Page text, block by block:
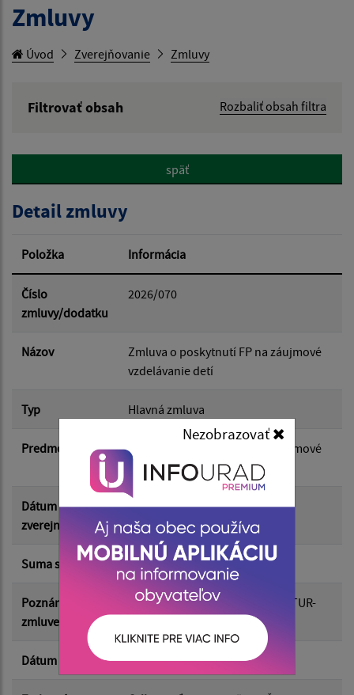
Nezobrazovať
Zmluvy
Úvod Zverejňovanie Zmluvy
Filtrovať obsah
Rozbaliť obsah filtra
Hľadať v:
Dátum od:
Dátum do:
Suma od:
Suma do:
Typ:
späť
Detail zmluvy
Položka Informácia
Číslo
zmluvy/dodatku
2026/070
Názov
Zmluva o poskytnutí FP na záujmové
vzdelávanie detí
Typ Hlavná zmluva
Predmet
Zmluva o poskytnutí FP na záujmové
vzdelávanie detí
Dátum
zverejnenia
29.05.2026
Suma s DPH* 62.00 €
Poznámka k
zmluve/dodatku
zmluva je zapísaná pod číslom TUR-
Dátum uzavretia 28.05.2026